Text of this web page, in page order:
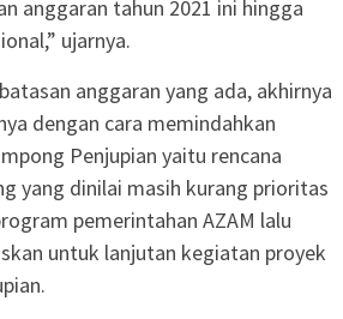
anggaran tahun 2021 ini hingga
ujarnya.
anggaran yang ada, akhirnya
dengan cara memindahkan
Penjupian yaitu rencana
yang dinilai masih kurang prioritas
pemerintahan AZAM lalu
untuk lanjutan kegiatan proyek